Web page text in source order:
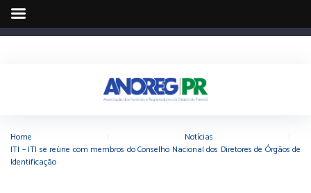
Home Notícias
ITI – ITI se reúne com membros do Conselho Nacional dos Diretores de Órgãos de
Identificação